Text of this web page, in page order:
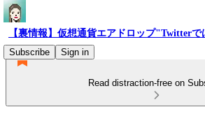
【裏情報】仮想通貨エアドロップ"Twitter
Subscribe
Sign in
Read distraction-free on